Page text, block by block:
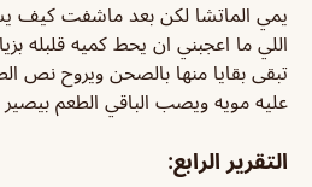
يمي الماتشا لكن بعد ماشفت كيف
اللي ما اعجبني ان يحط كميه قلبله
تبقى بقايا منها بالصحن ويروح نص
عليه مويه ويصب الباقي الطعم
التقرير الرابع: